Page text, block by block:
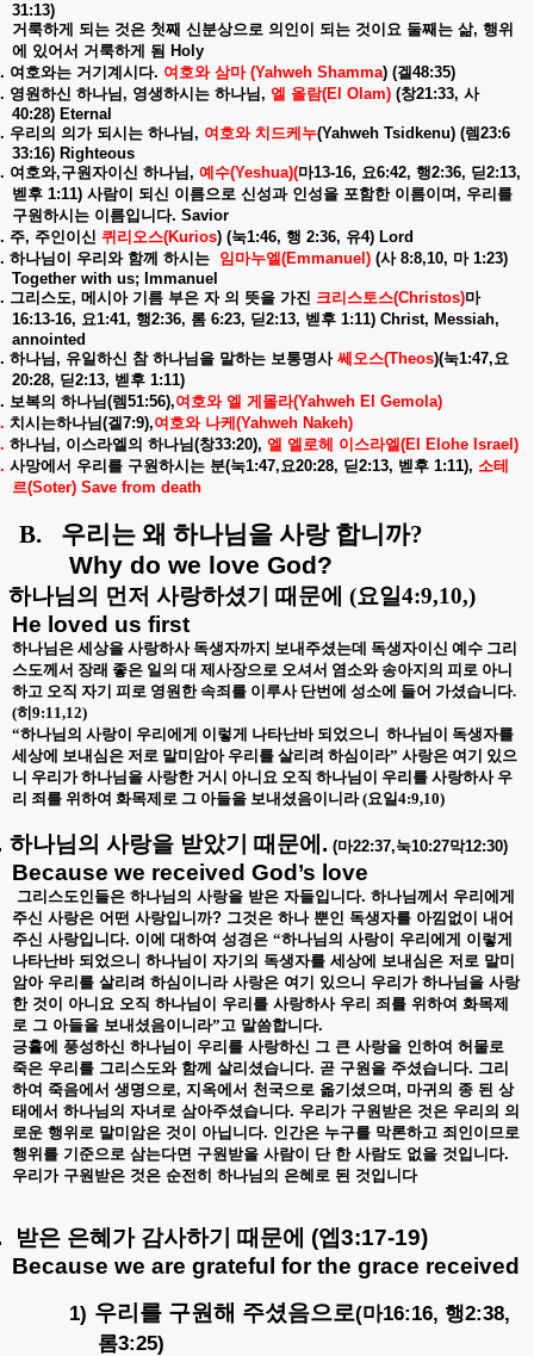
31:13)
거룩하게 되는 것은 첫째 신분상으로 의인이 되는 것이요 둘째는 삶, 행위
에 있어서 거룩하게 됨 Holy
여호와는 거기계시다. 여호와 삼마(Yahweh Shamma) (겔48:35)
영원하신 하나님 , 영생하시는 하나님 , 엘 올람(El Olam) (창21:33, 사
40:28) Eternal
우리의 의가 되시는 하나님 , 여호와 치드케누(Yahweh Tsidkenu) (렘23:6
33:16) Righteous
여호와,구원자이신 하나님 , 예수(Yeshua)(마13-16, 요6:42, 행2:36, 딛2:13,
벧후 1:11) 사람이 되신 이름으로 신성과 인성을 포함한 이름이며 , 우리를
구원하시는 이름입니다. Savior
주, 주인이신 퀴리오스(Kurios) (눅1:46, 행 2:36, 유4) Lord
하나님이 우리와 함께 하시는 임마누엘(Emmanuel) (사8:8,10, 마1:23)
Together with us; Immanuel
그리스도, 메시아 기름 부은 자 의 뜻을 가진 크리스토스(Christos)마
16:13-16, 요1:41, 행2:36, 롬 6:23, 딛2:13, 벧후 1:11) Christ, Messiah,
annointed
하나님 , 유일하신 참 하나님을 말하는 보통명사 쎄오스(Theos)(눅1:47,요
20:28, 딛2:13, 벧후 1:11)
보복의 하나님 (렘51:56),여호와 엘 게몰라(Yahweh El Gemola)
치시는하나님 (겔7:9),여호와 나케 (Yahweh Nakeh)
하나님 , 이스라엘의 하나님 (창33:20), 엘 엘로헤 이스라엘(El Elohe Israel)
사망에서 우리를 구원하시는 분(눅1:47,요20:28, 딛2:13, 벧후 1:11), 소테
르(Soter) Save from death
B. 우리는 왜 하나님을 사랑 합니까?
Why do we love God?
하나님의 먼저 사랑하셨기 때문에 (요일4:9,10,)
He loved us first
하나님은 세상을 사랑하사 독생자까지 보내주셨는데 독생자이신 예수 그리
스도께서 장래 좋은 일의 대 제사장으로 오셔서 염소와 송아지의 피로 아니
하고 오직 자기 피로 영원한 속죄를 이루사 단번에 성소에 들어 가셨습니다.
(히 9:11,12)
“하나님의 사랑이 우리에게 이렇게 나타난바 되었으니 하나님이 독생자를
세상에 보내심은 저로 말미암아 우리를 살리려 하심이라” 사랑은 여기 있으
니 우리가 하나님을 사랑한 거시 아니요 오직 하나님이 우리를 사랑하사 우
리 죄를 위하여 화목제로 그 아들을 보내셨음이니라(요일4:9,10)
하나님의 사랑을 받았기 때문에 . (마22:37,눅10:27막12:30)
Because we received God’s love
그리스도인들은 하나님의 사랑을 받은 자들입니다. 하나님께서 우리에게
주신 사랑은 어떤 사랑입니까? 그것은 하나 뿐인 독생자를 아낌없이 내어
주신 사랑입니다. 이에 대하여 성경은 “하나님의 사랑이 우리에게 이렇게
나타난바 되었으니 하나님이 자기의 독생자를 세상에 보내심은 저로 말미
암아 우리를 살리려 하심이니라 사랑은 여기 있으니 우리가 하나님을 사랑
한 것이 아니요 오직 하나님이 우리를 사랑하사 우리 죄를 위하여 화목제
로 그 아들을 보내셨음이니라”고 말씀합니다.
긍휼에 풍성하신 하나님이 우리를 사랑하신 그 큰 사랑을 인하여 허물로
죽은 우리를 그리스도와 함께 살리셨습니다. 곧 구원을 주셨습니다. 그리
하여 죽음에서 생명으로, 지옥에서 천국으로 옮기셨으며 , 마귀의 종 된 상
태에서 하나님의 자녀로 삼아주셨습니다. 우리가 구원받은 것은 우리의 의
로운 행위로 말미암은 것이 아닙니다. 인간은 누구를 막론하고 죄인이므로
행위를 기준으로 삼는다면 구원받을 사람이 단 한 사람도 없을 것입니다.
우리가 구원받은 것은 순전히 하나님의 은혜로 된 것입니다
받은 은혜가 감사하기 때문에 (엡3:17-19)
Because we are grateful for the grace received
1) 우리를 구원해 주셨음으로(마16:16, 행2:38,
롬3:25)